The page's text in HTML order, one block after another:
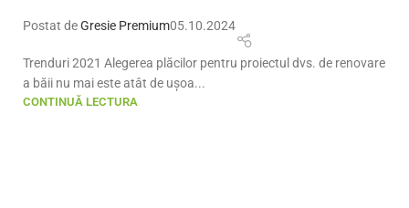
Postat deGresie Premium05.10.2024
Trenduri 2021 Alegerea plăcilor pentru proiectul dvs. de renovare
a băii nu mai este atât de ușoa...
CONTINUĂ LECTURA